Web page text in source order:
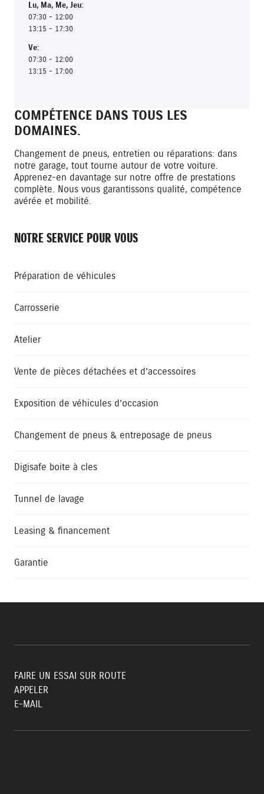
COMPÉTENCE DANS TOUS LES
DOMAINES.
Changement de pneus, entretien ou réparations: dans
notre garage, tout tourne autour de votre voiture.
Apprenez-en davantage sur notre offre de prestations
complète. Nous vous garantissons qualité, compétence
avérée et mobilité.
NOTRE SERVICE POUR VOUS
Préparation de véhicules
Carrosserie
Atelier
Vente de pièces détachées et d’accessoires
Exposition de véhicules d’occasion
Changement de pneus & entreposage de pneus
Digisafe boite à cles
Tunnel de lavage
Leasing & financement
Garantie
Lu, Ma, Me, Jeu:
07:30 - 12:00
13:15 - 17:30
Ve:
07:30 - 12:00
13:15 - 17:00
FAIRE UN ESSAI SUR ROUTE
APPELER
E-MAIL